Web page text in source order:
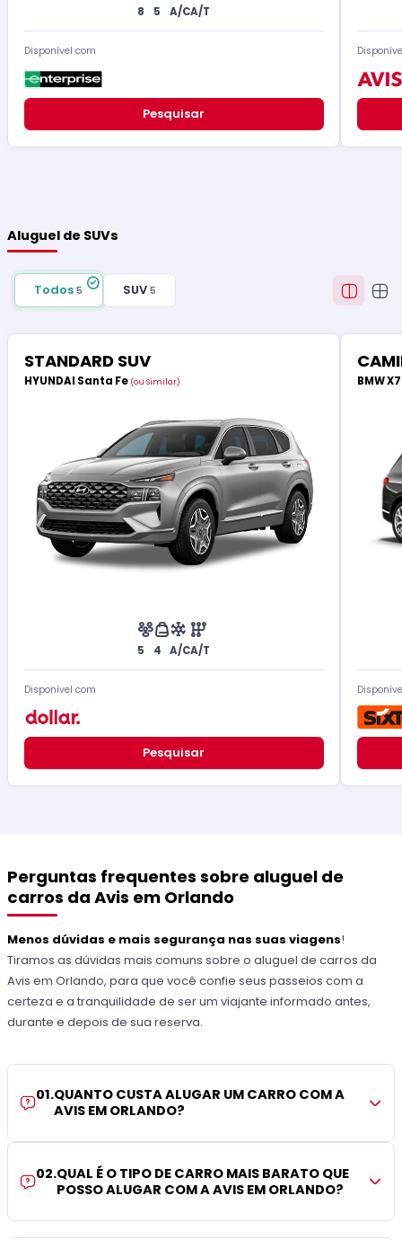
8 5 A/CA/T
Disponível com
Pesquisar
Aluguel de SUVs
Todos5 SUV 5
STANDARD SUV
HYUNDAI Santa Fe (ou Similar)
5 4 A/CA/T
Disponível com
Pesquisar
BMW
Perguntas frequentes sobre aluguel de
carros da Avis em Orlando
Menos dúvidas e mais segurança nas suas viagens!
Tiramos as dúvidas mais comuns sobre o aluguel de carros da
Avis em Orlando, para que você confie seus passeios com a
certeza e a tranquilidade de ser um viajante informado antes,
durante e depois de sua reserva.
01.QUANTO CUSTA ALUGAR UM CARRO COM A
AVIS EM ORLANDO?
02.QUAL É O TIPO DE CARRO MAIS BARATO QUE
POSSO ALUGAR COM A AVIS EM ORLANDO?